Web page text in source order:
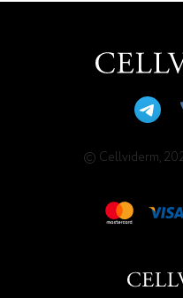
© Cellviderm,